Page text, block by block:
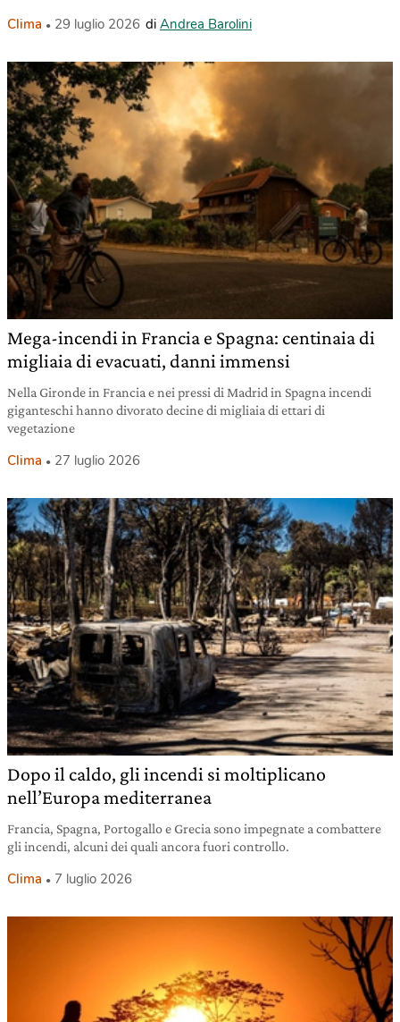
Clima 29 luglio 2026 di Andrea Barolini
Mega-incendi in Francia e Spagna: centinaia di
migliaia di evacuati, danni immensi
Nella Gironde in Francia e nei pressi di Madrid in Spagna incendi
giganteschi hanno divorato decine di migliaia di ettari di
vegetazione
Clima 27 luglio 2026
Dopo il caldo, gli incendi si moltiplicano
nell’Europa mediterranea
Francia, Spagna, Portogallo e Grecia sono impegnate a combattere
gli incendi, alcuni dei quali ancora fuori controllo.
Clima 7 luglio 2026